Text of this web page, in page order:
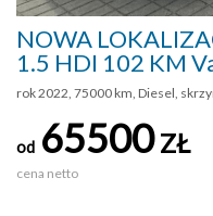
NOWA
1.5 HDI 102 KM
rok 2022, 75000 km, Diesel,
od 65500ZŁ
cena netto